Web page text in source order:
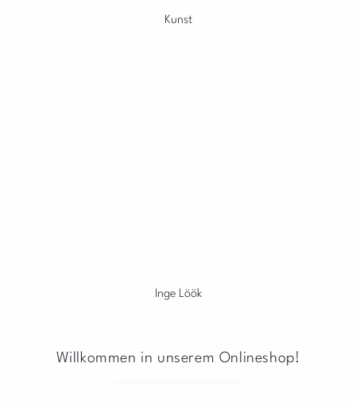
Kunst
Inge Löök
Willkommen in unserem Onlineshop!